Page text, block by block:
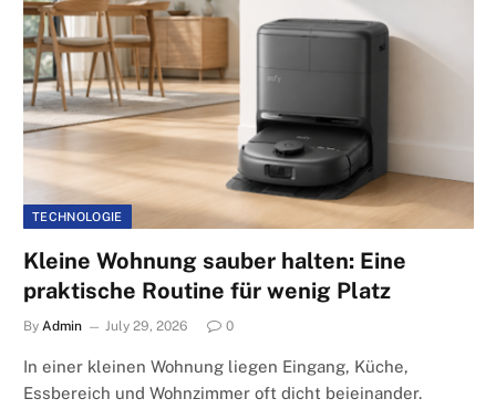
TECHNOLOGIE
Kleine Wohnung sauber halten: Eine
praktische Routine für wenig Platz
By Admin July 29, 2026 0
In einer kleinen Wohnung liegen Eingang, Küche,
Essbereich und Wohnzimmer oft dicht beieinander.